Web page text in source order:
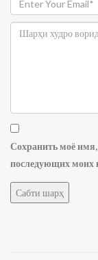
Сохранить моё имя,
последующих моих